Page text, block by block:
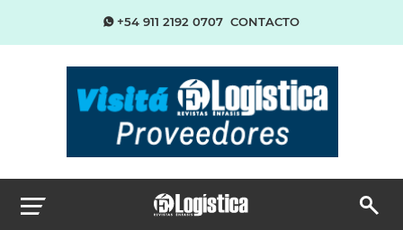
+54 911 2192 0707 CONTACTO